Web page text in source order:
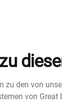
zu den von
von Great